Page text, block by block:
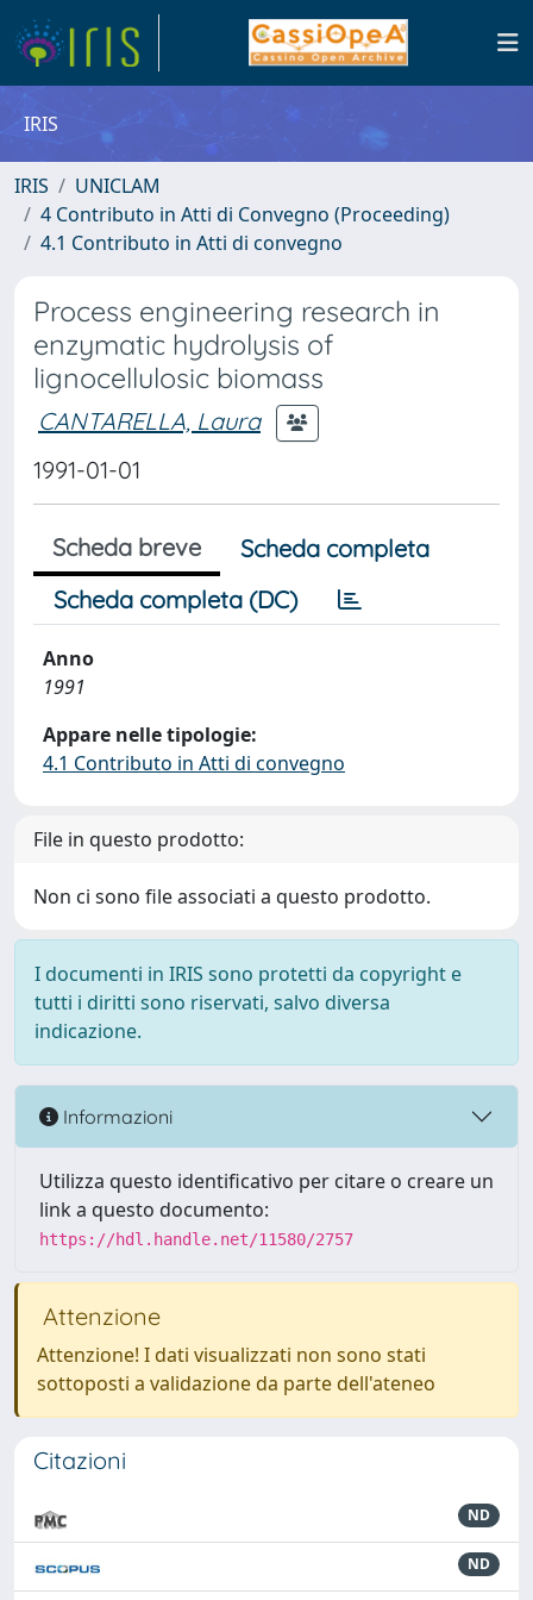
IRIS
IRIS
UNICLAM
4 Contributo in Atti di Convegno (Proceeding)
4.1 Contributo in Atti di convegno
Process engineering research in
enzymatic hydrolysis of
lignocellulosic biomass
CANTARELLA, Laura
1991-01-01
Scheda breve
Scheda completa
Scheda completa (DC)
Anno
1991
Appare nelle tipologie:
4.1 Contributo in Atti di convegno
File in questo prodotto:
Non ci sono file associati a questo prodotto.
I documenti in IRIS sono protetti da copyright e
tutti i diritti sono riservati, salvo diversa
indicazione.
Informazioni
Utilizza questo identificativo per citare o creare un
link a questo documento:
https://hdl.handle.net/11580/2757
Attenzione
Attenzione! I dati visualizzati non sono stati
sottoposti a validazione da parte dell'ateneo
Citazioni
ND
ND